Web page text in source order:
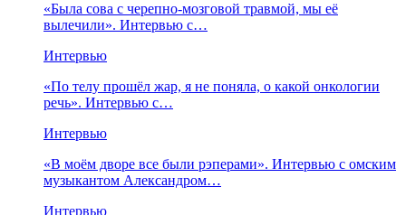
«Была сова с черепно-мозговой травмой, мы её
вылечили». Интервью с…
Интервью
«По телу прошёл жар, я не поняла, о какой онкологии
речь». Интервью с…
Интервью
«В моём дворе все были рэперами». Интервью с омским
музыкантом Александром…
Интервью